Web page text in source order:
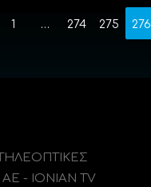
1 … 274 275 276
- IONIAN TV